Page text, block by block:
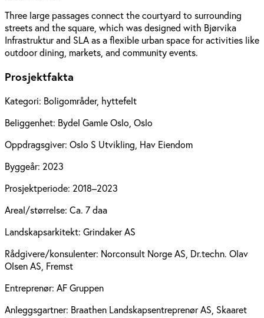
Three large passages connect the courtyard to surrounding
streets and the square, which was designed with Bjørvika
Infrastruktur and SLA as a flexible urban space for activities like
outdoor dining, markets, and community events.
Prosjektfakta
Kategori: Boligområder, hyttefelt
Beliggenhet: Bydel Gamle Oslo, Oslo
Oppdragsgiver: Oslo S Utvikling, Hav Eiendom
Byggeår: 2023
Prosjektperiode: 2018–2023
Areal/størrelse: Ca. 7 daa
Landskapsarkitekt: Grindaker AS
Rådgivere/konsulenter: Norconsult Norge AS, Dr.techn. Olav
Olsen AS, Fremst
Entreprenør: AF Gruppen
Anleggsgartner: Braathen Landskapsentreprenør AS, Skaaret